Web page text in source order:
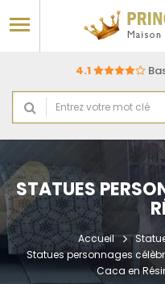
4.1
STATUES
Accueil
Statues personnages
Caca en